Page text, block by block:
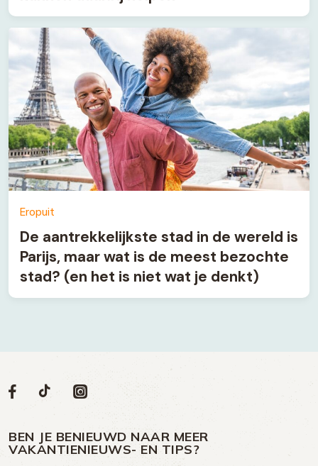
Eropuit
De aantrekkelijkste stad in de wereld is
Parijs, maar wat is de meest bezochte
stad? (en het is niet wat je denkt)
Volg
op
Social
Volg
op
Facebook
Volg
op
TikTok
Volg
op
Instagram
BEN JE BENIEUWD NAAR MEER
VAKANTIENIEUWS- EN TIPS?